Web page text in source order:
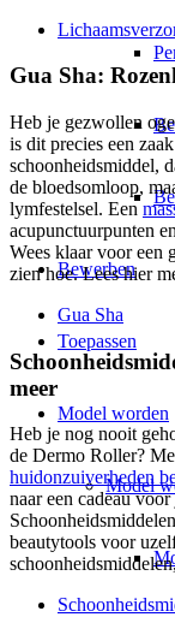
Bewerben
Toepassen
Model worden
Model
Gua Sha:
Heb je gezwollen
is dit precies een
schoonheidsmiddel,
de bloedsomloop,
lymfestelsel. Een
acupunctuurpunten
Wees klaar voor een
zien hoe. Lees hier
Gua Sha
meer
Heb je nog nooit
de Dermo Roller?
huidonzuiverheden
naar een cadeau
beautytools voor